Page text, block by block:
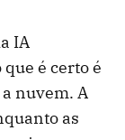
IA
é certo é
nuvem. A
as